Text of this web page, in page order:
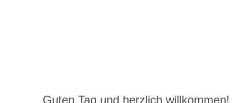
Guten Tag und herzlich willkommen!